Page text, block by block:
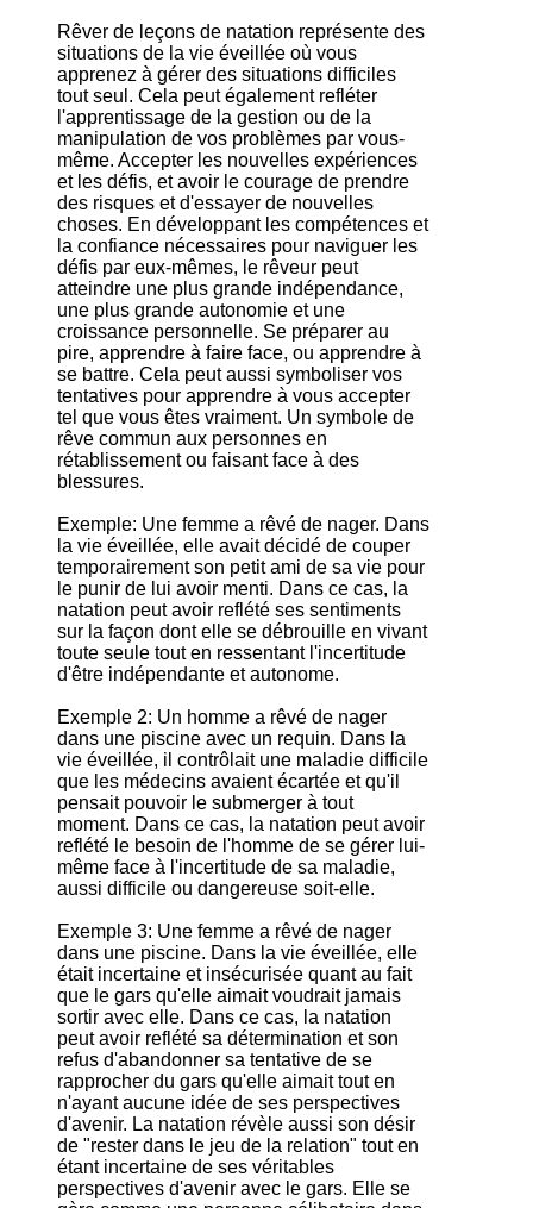
Rêver de leçons de natation représente des
situations de la vie éveillée où vous
apprenez à gérer des situations difficiles
tout seul. Cela peut également refléter
l'apprentissage de la gestion ou de la
manipulation de vos problèmes par vous-
même. Accepter les nouvelles expériences
et les défis, et avoir le courage de prendre
des risques et d'essayer de nouvelles
choses. En développant les compétences et
la confiance nécessaires pour naviguer les
défis par eux-mêmes, le rêveur peut
atteindre une plus grande indépendance,
une plus grande autonomie et une
croissance personnelle. Se préparer au
pire, apprendre à faire face, ou apprendre à
se battre. Cela peut aussi symboliser vos
tentatives pour apprendre à vous accepter
tel que vous êtes vraiment. Un symbole de
rêve commun aux personnes en
rétablissement ou faisant face à des
blessures.
Exemple: Une femme a rêvé de nager. Dans
la vie éveillée, elle avait décidé de couper
temporairement son petit ami de sa vie pour
le punir de lui avoir menti. Dans ce cas, la
natation peut avoir reflété ses sentiments
sur la façon dont elle se débrouille en vivant
toute seule tout en ressentant l'incertitude
d'être indépendante et autonome.
Exemple 2: Un homme a rêvé de nager
dans une piscine avec un requin. Dans la
vie éveillée, il contrôlait une maladie difficile
que les médecins avaient écartée et qu'il
pensait pouvoir le submerger à tout
moment. Dans ce cas, la natation peut avoir
reflété le besoin de l'homme de se gérer lui-
même face à l'incertitude de sa maladie,
aussi difficile ou dangereuse soit-elle.
Exemple 3: Une femme a rêvé de nager
dans une piscine. Dans la vie éveillée, elle
était incertaine et insécurisée quant au fait
que le gars qu'elle aimait voudrait jamais
sortir avec elle. Dans ce cas, la natation
peut avoir reflété sa détermination et son
refus d'abandonner sa tentative de se
rapprocher du gars qu'elle aimait tout en
n'ayant aucune idée de ses perspectives
d'avenir. La natation révèle aussi son désir
de "rester dans le jeu de la relation" tout en
étant incertaine de ses véritables
perspectives d'avenir avec le gars. Elle se